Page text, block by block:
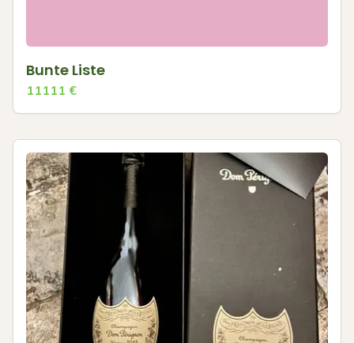
Bunte Liste
11111 €